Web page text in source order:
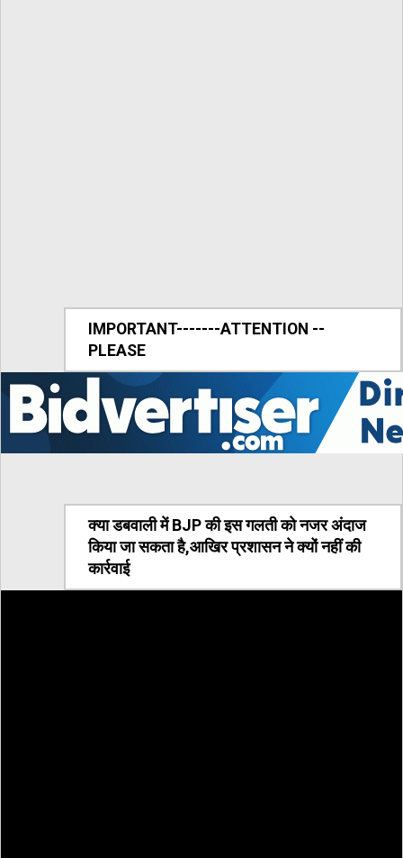
IMPORTANT-------ATTENTION --
PLEASE
क्या डबवाली में BJP की इस गलती को नजर अंदाज
किया जा सकता है,आखिर प्रशासन ने क्यों नहीं की
कार्रवाई